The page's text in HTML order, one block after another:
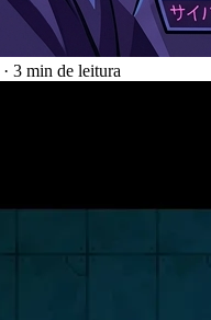
· 3 min de leitura